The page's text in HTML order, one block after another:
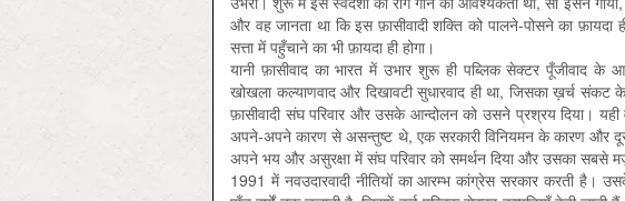
और वह जानता था कि इस फ़ासीवादी शक्ति को पालने-पोसने का
सत्ता में पहुँचाने का भी फ़ायदा ही होगा।
यानी फ़ासीवाद का भारत में उभार शुरू ही पब्लिक सेक्टर
खोखला कल्याणवाद और दिखावटी सुधारवाद ही था, जिसका ख़र्च संकट
फ़ासीवादी संघ परिवार और उसके आन्दोलन को उसने प्रश्रय दिया।
अपने-अपने कारण से असन्तुष्ट थे, एक सरकारी विनियमन के कारण और
अपने भय और असुरक्षा में संघ परिवार को समर्थन दिया और उसका सबसे
1991 में नवउदारवादी नीतियों का आरम्भ कांग्रेस सरकार करती है।